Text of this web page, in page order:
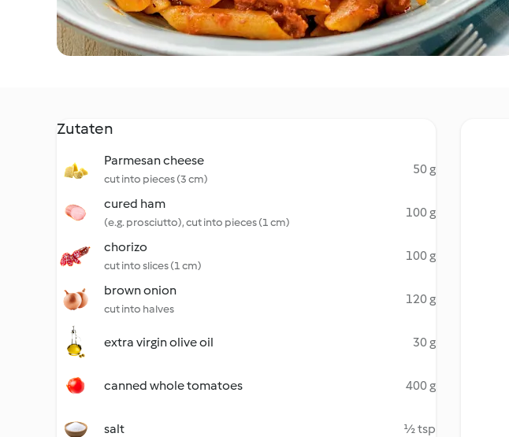
Zutaten
Parmesan cheese
cut into pieces (3 cm)
50 g
cured ham
(e.g. prosciutto), cut into pieces (1 cm)
100 g
chorizo
cut into slices (1 cm)
100 g
brown onion
cut into halves
120 g
extra virgin olive oil 30 g
canned whole tomatoes 400 g
salt ½ tsp